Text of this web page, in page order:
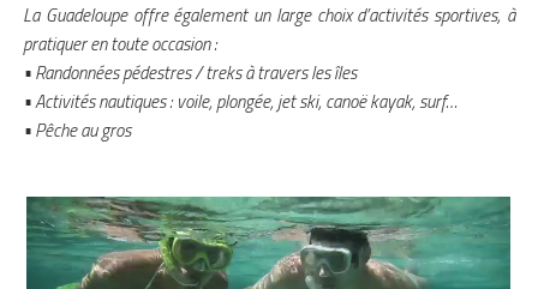
La Guadeloupe offre également un large choix d’activités sportives, à
pratiquer en toute occasion :
• Randonnées pédestres / treks à travers les îles
• Activités nautiques : voile, plongée, jet ski, canoë kayak, surf…
• Pêche au gros